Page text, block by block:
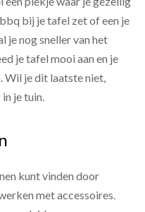
bij je tafel zet of een je
je nog sneller van het
je tafel mooi aan en je
Wil je dit laatste niet,
je tuin.
kunt vinden door
met accessoires.